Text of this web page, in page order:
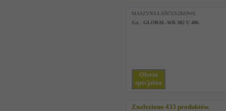
MASZYNA ŁAŃCUSZKOWA
Kat.: GLOBAL-WB 302 U 406
Oferta
specjalna
Znaleziono 433 produktów.